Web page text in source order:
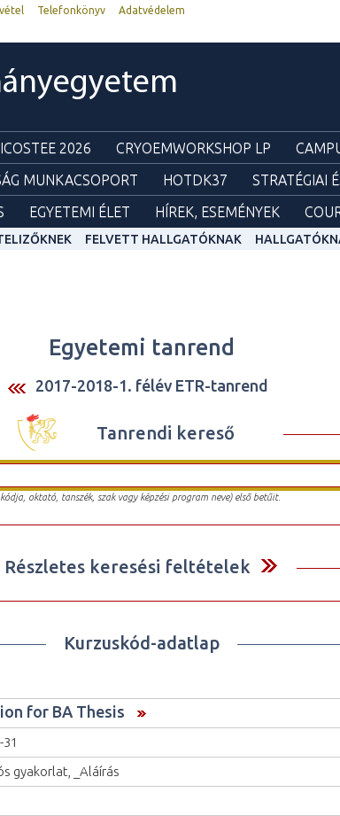
Telefonkönyv
Adatvédelem
ICOSTEE 2026 CRYOEMWORKSHOP LP
MUNKACSOPORT HOTDK37 STRATÉGIAI
EGYETEMI ÉLET HÍREK, ESEMÉNYEK
FELVETT HALLGATÓKNAK
Egyetemi tanrend
2017-2018-1. félév ETR-tanrend
Tanrendi kereső
oktató, tanszék, szak vagy képzési program neve) első betűit.
Részletes keresési feltételek
Kurzuskód-adatlap
for BA Thesis
gyakorlat, _Aláírás